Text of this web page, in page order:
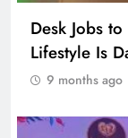
Desk Jobs
Lifestyle Is
9 months ago